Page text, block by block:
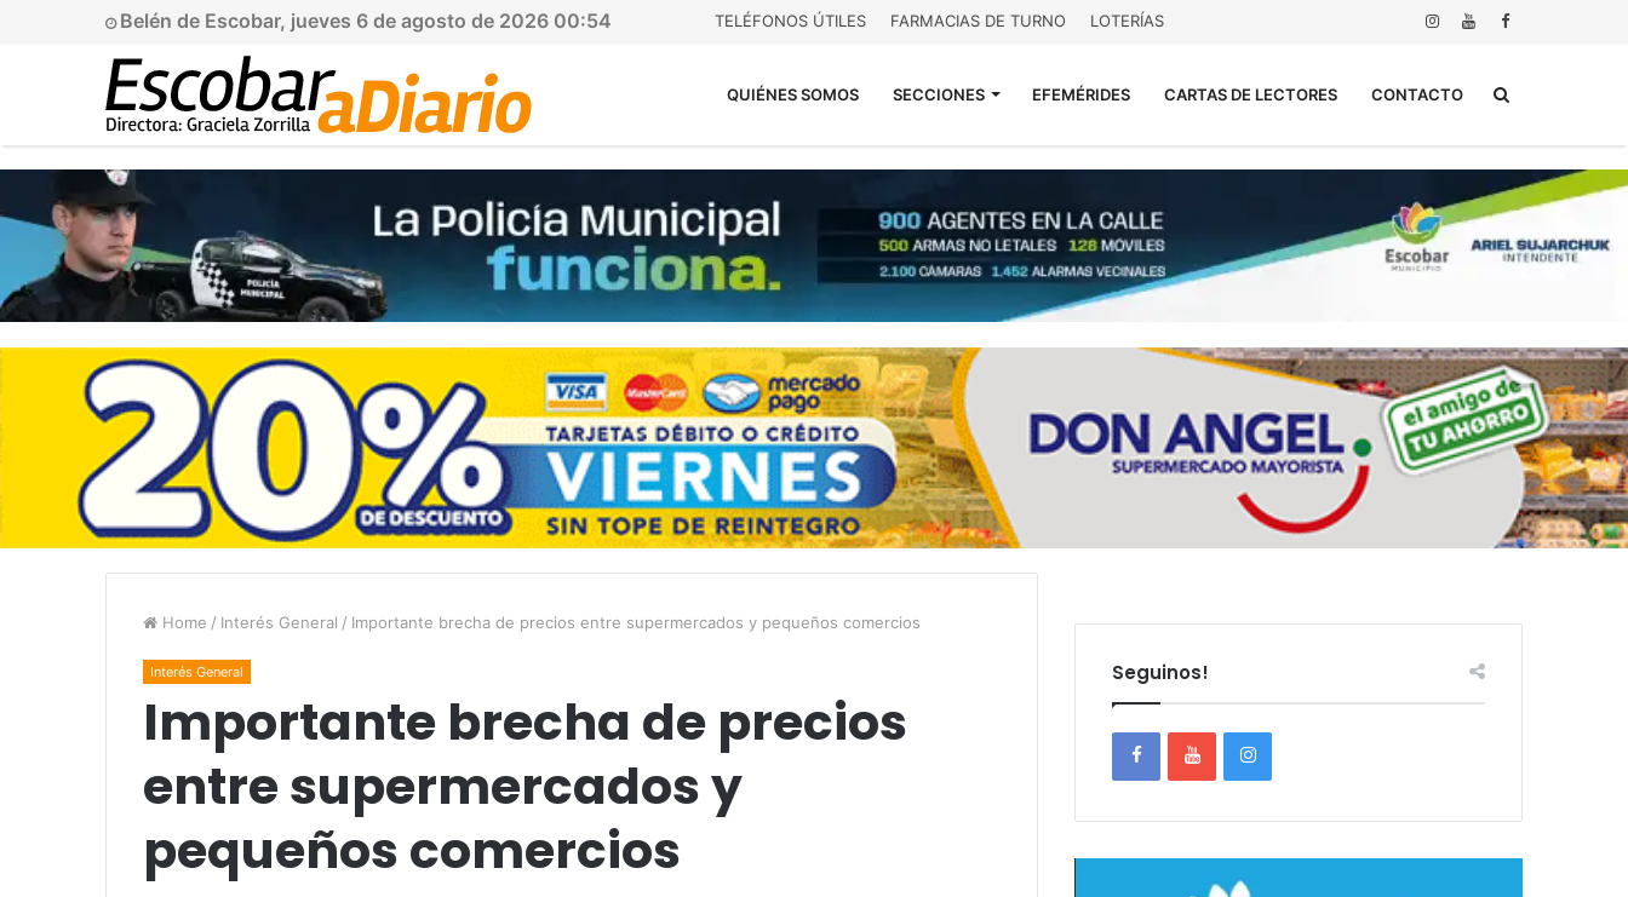
Belén de Escobar, jueves 6 de agosto de 2026 00:54 TELÉFONOS ÚTILES FARMACIAS DE TURNO LOTERÍAS
QUIÉNES SOMOS SECCIONES EFEMÉRIDES CARTAS DE LECTORES CONTACTO
Home / Interés General / Importante brecha de precios entre supermercados y pequeños comercios
Interés General
Importante brecha de precios
entre supermercados y
pequeños comercios
Seguinos!